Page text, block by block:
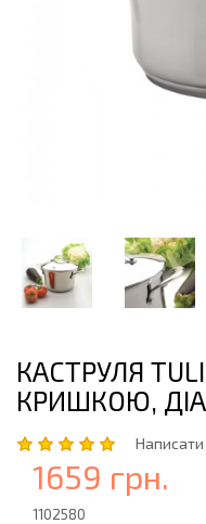
КАСТРУЛЯ
КРИШКОЮ,
Написати
1659 грн.
1102580